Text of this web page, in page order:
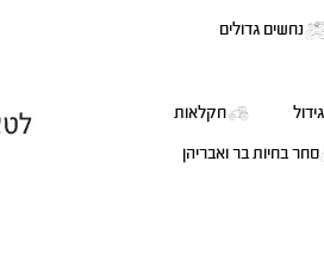
נחשים גדולים
חקלאות
סחר בחיות בר ואבריהן